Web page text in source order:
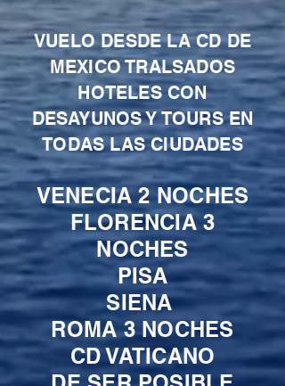
VUELO DESDE LA CD DE
MEXICO TRALSADOS
HOTELES CON
DESAYUNOS Y TOURS EN
TODAS LAS CIUDADES
VENECIA 2 NOCHES
FLORENCIA 3
NOCHES
PISA
SIENA
ROMA 3 NOCHES
CD VATICANO